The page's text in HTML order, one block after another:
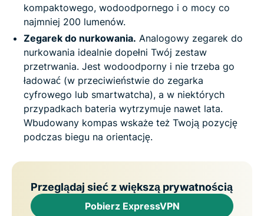
kompaktowego, wodoodpornego i o mocy co
najmniej 200 lumenów.
Zegarek do nurkowania. Analogowy zegarek do
nurkowania idealnie dopełni Twój zestaw
przetrwania. Jest wodoodporny i nie trzeba go
ładować (w przeciwieństwie do zegarka
cyfrowego lub smartwatcha), a w niektórych
przypadkach bateria wytrzymuje nawet lata.
Wbudowany kompas wskaże też Twoją pozycję
podczas biegu na orientację.
Przeglądaj sieć z większą prywatnością
Pobierz ExpressVPN